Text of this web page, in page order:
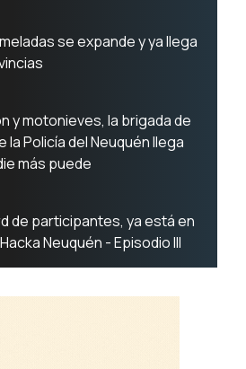
se expande y ya llega
y motonieves, la brigada de
la Policía del Neuquén llega
más puede
de participantes, ya está en
Neuquén - Episodio III